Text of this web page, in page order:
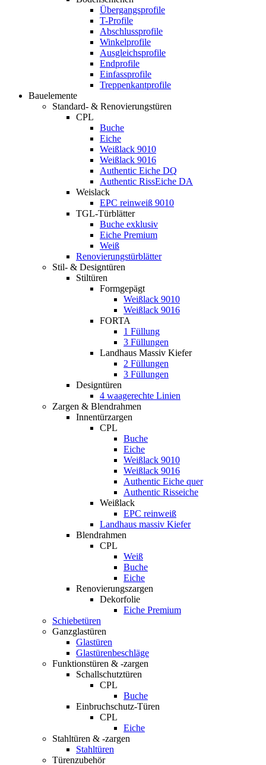
Übergangsprofile
T-Profile
Abschlussprofile
Winkelprofile
Ausgleichsprofile
Endprofile
Einfassprofile
Treppenkantprofile
Bauelemente
Standard- & Renovierungstüren
CPL
Buche
Eiche
Weißlack 9010
Weißlack 9016
Authentic Eiche DQ
Authentic RissEiche DA
Weislack
EPC reinweiß 9010
TGL-Türblätter
Buche exklusiv
Eiche Premium
Weiß
Renovierungstürblätter
Stil- & Designtüren
Stiltüren
Formgepägt
Weißlack 9010
Weißlack 9016
FORTA
1 Füllung
3 Füllungen
Landhaus Massiv Kiefer
2 Füllungen
3 Füllungen
Designtüren
4 waagerechte Linien
Zargen & Blendrahmen
Innentürzargen
CPL
Buche
Eiche
Weißlack 9010
Weißlack 9016
Authentic Eiche quer
Authentic Risseiche
Weißlack
EPC reinweiß
Landhaus massiv Kiefer
Blendrahmen
CPL
Weiß
Buche
Eiche
Renovierungszargen
Dekorfolie
Eiche Premium
Schiebetüren
Ganzglastüren
Glastüren
Glastürenbeschläge
Funktionstüren & -zargen
Schallschutztüren
CPL
Buche
Einbruchschutz-Türen
CPL
Eiche
Stahltüren & -zargen
Stahltüren
Türenzubehör